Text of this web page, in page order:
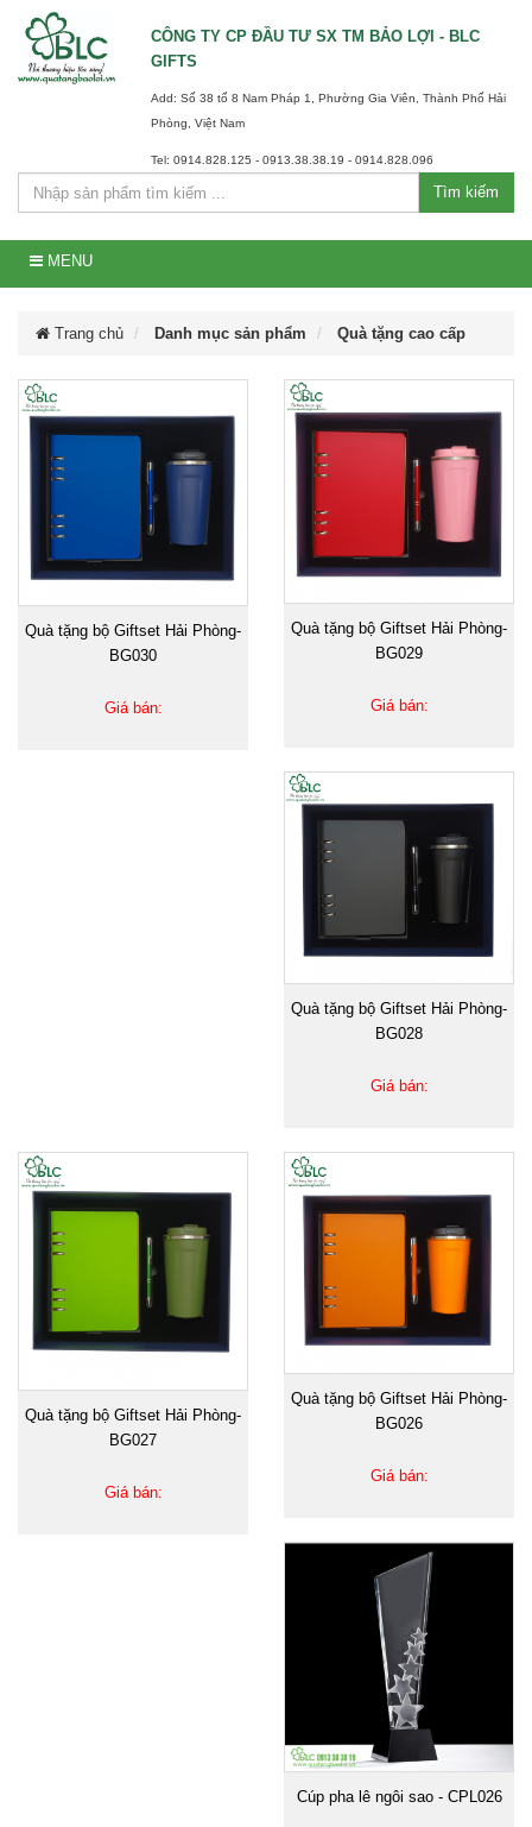
CÔNG TY CP ĐẦU TƯ SX TM BẢO LỢI - BLC
GIFTS
Add: Số 38 tổ 8 Nam Pháp 1, Phường Gia Viên, Thành Phố Hải
Phòng, Việt Nam
Tel: 0914.828.125 - 0913.38.38.19 - 0914.828.096
Tìm kiếm
MENU
Trang chủ Danh mục sản phẩm Quà tặng cao cấp
Quà tặng bộ Giftset Hải Phòng-
BG030
Giá bán:
Quà tặng bộ Giftset Hải Phòng-
BG029
Giá bán:
Quà tặng bộ Giftset Hải Phòng-
BG028
Giá bán:
Quà tặng bộ Giftset Hải Phòng-
BG027
Giá bán:
Quà tặng bộ Giftset Hải Phòng-
BG026
Giá bán:
Cúp pha lê ngôi sao - CPL026